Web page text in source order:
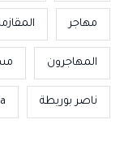
مهاجر
المهاجرون
ناصر بوريطة